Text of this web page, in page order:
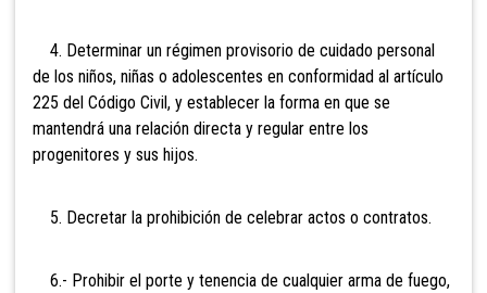
4. Determinar un régimen provisorio de cuidado personal
de los niños, niñas o adolescentes en conformidad al artículo
225 del Código Civil, y establecer la forma en que se
mantendrá una relación directa y regular entre los
progenitores y sus hijos.
5. Decretar la prohibición de celebrar actos o contratos.
6.- Prohibir el porte y tenencia de cualquier arma de fuego,